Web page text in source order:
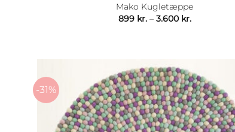
Mako Kugletæppe
899 kr. – 3.600 kr.Prisinterval:
-31%